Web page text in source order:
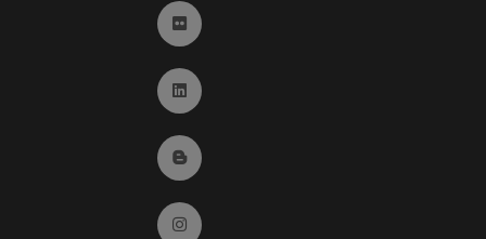
Ir a Flickr (abre en ventana nueva)
Ir a Linkedin (abre en ventana nueva)
Ir al Blog (abre en ventana nueva)
Ir a Instagram (abre en ventana nueva)